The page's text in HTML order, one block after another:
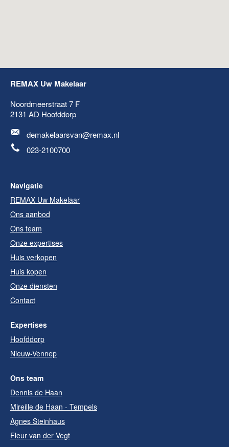
REMAX Uw Makelaar
Noordmeerstraat 7 F
2131 AD Hoofddorp
demakelaarsvan@remax.nl
023-2100700
Navigatie
REMAX Uw Makelaar
Ons aanbod
Ons team
Onze expertises
Huis verkopen
Huis kopen
Onze diensten
Contact
Expertises
Hoofddorp
Nieuw-Vennep
Ons team
Dennis de Haan
Mireille de Haan - Tempels
Agnes Steinhaus
Fleur van der Vegt